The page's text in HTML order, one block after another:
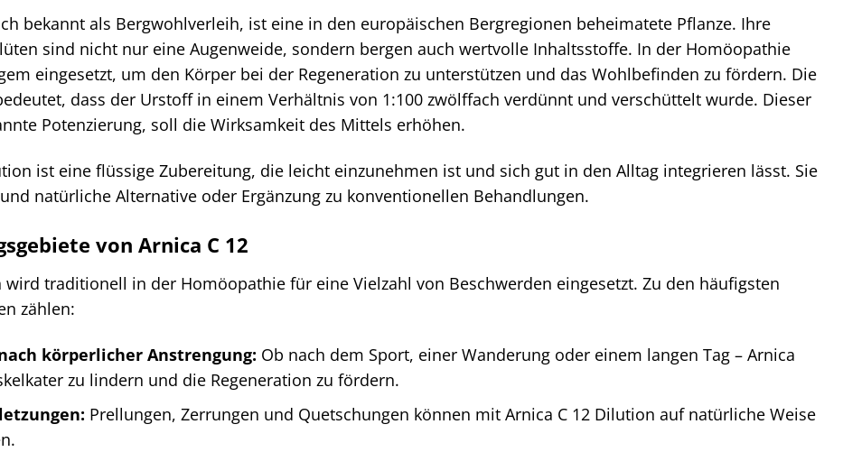
bekannt als Bergwohlverleih, ist eine in den europäischen Bergregionen beheimatete Pflanze. Ihre
sind nicht nur eine Augenweide, sondern bergen auch wertvolle Inhaltsstoffe. In der Homöopathie
eingesetzt, um den Körper bei der Regeneration zu unterstützen und das Wohlbefinden zu fördern. Die
dass der Urstoff in einem Verhältnis von 1:100 zwölffach verdünnt und verschüttelt wurde. Dieser
Potenzierung, soll die Wirksamkeit des Mittels erhöhen.
ist eine flüssige Zubereitung, die leicht einzunehmen ist und sich gut in den Alltag integrieren lässt. Sie
natürliche Alternative oder Ergänzung zu konventionellen Behandlungen.
von Arnica C 12
wird traditionell in der Homöopathie für eine Vielzahl von Beschwerden eingesetzt. Zu den häufigsten
zählen:
körperlicher Anstrengung: Ob nach dem Sport, einer Wanderung oder einem langen Tag – Arnica
zu lindern und die Regeneration zu fördern.
Prellungen, Zerrungen und Quetschungen können mit Arnica C 12 Dilution auf natürliche Weise